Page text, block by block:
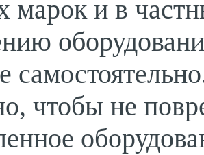
марок и в
, чтобы не